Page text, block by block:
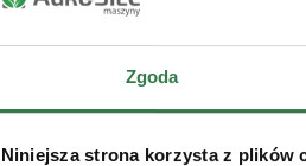
Zgoda
Niniejsza strona korzysta z plików